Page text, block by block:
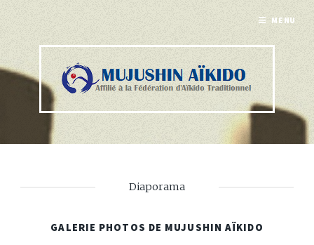
Diaporama
GALERIE PHOTOS DE MUJUSHIN AÏKIDO
MENU